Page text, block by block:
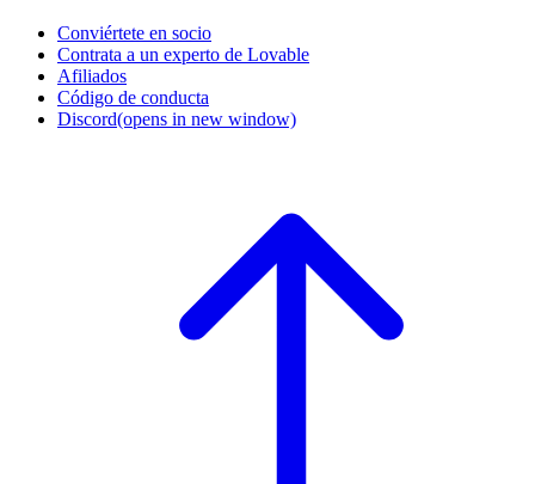
Conviértete en socio
Contrata a un experto de Lovable
Afiliados
Código de conducta
Discord(opens in new window)